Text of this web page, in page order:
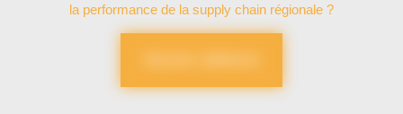
la performance de la supply chain régionale ?